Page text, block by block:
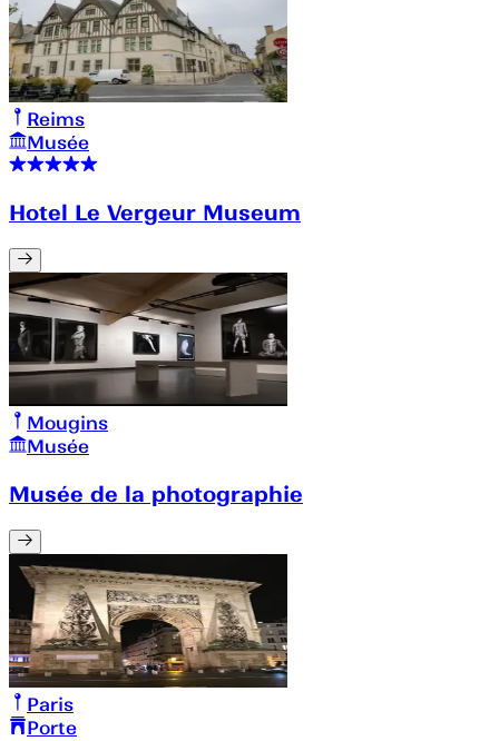
Reims
Musée
Hotel Le Vergeur Museum
Mougins
Musée
Musée de la photographie
Paris
Porte